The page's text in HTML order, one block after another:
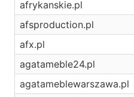
afrykanskie.pl
afsproduction.pl
afx.pl
agatameble24.pl
agatameblewarszawa.pl